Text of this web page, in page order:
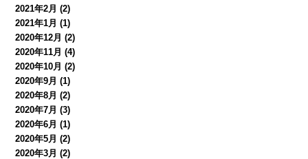
2021年2月 (2)
2021年1月 (1)
2020年12月 (2)
2020年11月 (4)
2020年10月 (2)
2020年9月 (1)
2020年8月 (2)
2020年7月 (3)
2020年6月 (1)
2020年5月 (2)
2020年3月 (2)